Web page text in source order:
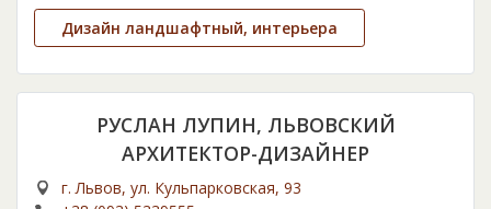
Дизайн ландшафтный, интерьера
РУСЛАН ЛУПИН, ЛЬВОВСКИЙ
АРХИТЕКТОР-ДИЗАЙНЕР
г. Львов, ул. Кульпарковская, 93